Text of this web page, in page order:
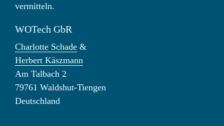
vermitteln.
WOTech GbR
Charlotte Schade &
Herbert Käszmann
Am Talbach 2
79761 Waldshut-Tiengen
Deutschland